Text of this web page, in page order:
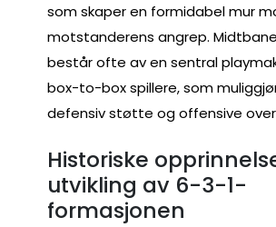
som skaper en formidabel mur
motstanderens angrep.
består ofte av en sentral
box-to-box spillere, som
defensiv støtte og offensive
Historiske
utvikling av 6-3-1-
formasjonen